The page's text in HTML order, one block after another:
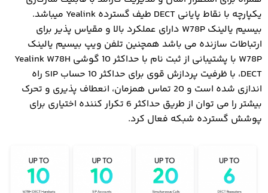
یکپارچه با نقاط پایانی DECT طیف گسترده Yealink میباشد.
بیسیم یالینک W78P دارای عملکرد بالا و مقیاس پذیر برای
ارتباطات سازنده می باشد همچنین تلفن ویپ بیسیم یالینک
W78P با پشتیبانی از ثبت نام با حداکثر 10 گوشی Yealink W78H
DECT، با ظرفیت پردازش قوی برای حداکثر 10 حساب SIP راه
اندازی شده است و 20 تماس همزمان، انعطاف پذیری و تحرک
بیشتر را می توان از طریق حداکثر 6 تکرار کننده اختیاری برای
پوشش گسترده شبکه فعال کرد.